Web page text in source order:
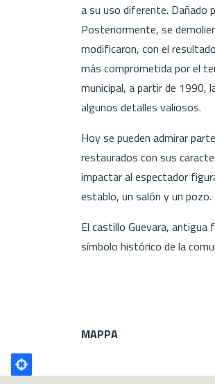
a su uso diferente. Dañado
Posteriormente, se
modificaron, con el
más comprometida por el
municipal, a partir de 1990,
algunos detalles valiosos.
Hoy se pueden admirar
restaurados con sus
impactar al espectador
establo, un salón y un pozo.
El castillo Guevara, antigua
símbolo histórico de la
MAPPA
Poligono
GEO